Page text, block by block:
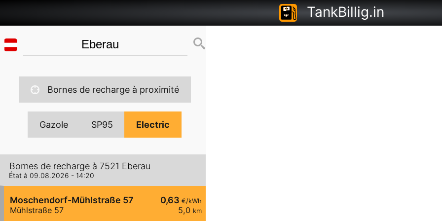
TankBillig.in
Bornes de recharge à proximité
Gazole SP95 Electric
Bornes de recharge à 7521 Eberau
État à 09.08.2026 - 14:20
0,63 €/kWh
5,0 km
Moschendorf-Mühlstraße 57
Mühlstraße 57